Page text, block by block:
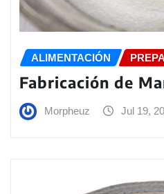
ALIMENTACIÓN
Fabricación de
Morpheuz Jul 19,